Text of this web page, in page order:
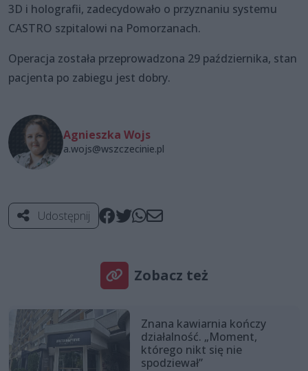
3D i holografii, zadecydowało o przyznaniu systemu
CASTRO szpitalowi na Pomorzanach.
Operacja została przeprowadzona 29 października, stan
pacjenta po zabiegu jest dobry.
Agnieszka Wojs
a.wojs@wszczecinie.pl
Udostępnij
Zobacz też
Znana kawiarnia kończy
działalność. „Moment,
którego nikt się nie
spodziewał”